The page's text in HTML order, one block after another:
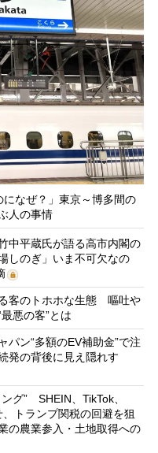
になぜ？」東京～博多間の
人の事情
中平蔵氏が語る高市内閣の
しのぎ」いま不可欠なの
客のトホホな生態 嘔吐や
悪の客”とは
パン“多額のEV補助金”で注
発の背後に見え隠れす
グ” SHEIN、TikTok、
トランプ関税の回避を狙
の農業参入・土地取得への